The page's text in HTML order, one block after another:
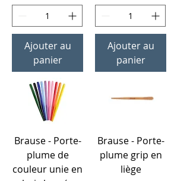
Ajouter au
panier
Ajouter au
panier
Brause - Porte-
plume de
couleur unie en
Brause - Porte-
plume grip en
liège